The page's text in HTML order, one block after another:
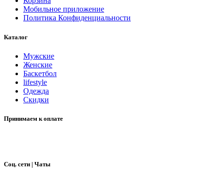
Мобильное приложение
Политика Конфиденциальности
Каталог
Мужские
Женские
Баскетбол
lifestyle
Одежда
Скидки
Принимаем к оплате
Соц. сети | Чаты